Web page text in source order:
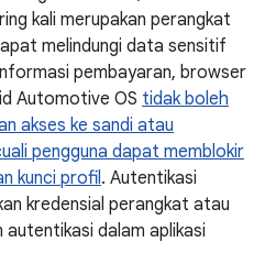
kali merupakan perangkat
melindungi data sensitif
pembayaran, browser
Automotive OS tidak boleh
akses ke sandi atau
pengguna dapat memblokir
kunci profil. Autentikasi
kredensial perangkat atau
dalam aplikasi